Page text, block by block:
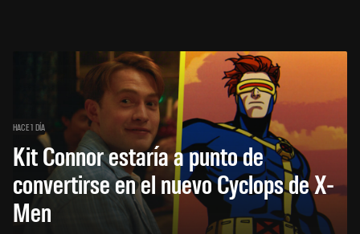
HACE 1 DÍA
Kit Connor estaría a punto de
convertirse en el nuevo Cyclops de X-
Men